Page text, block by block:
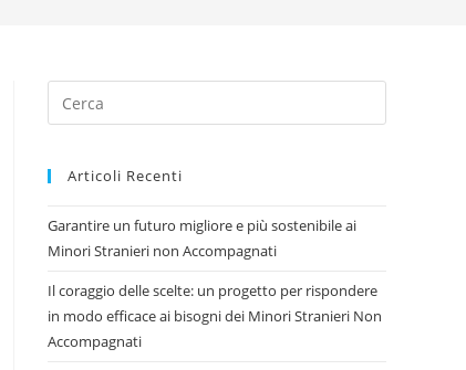
Articoli Recenti
Garantire un futuro migliore e più sostenibile ai
Minori Stranieri non Accompagnati
Il coraggio delle scelte: un progetto per rispondere
in modo efficace ai bisogni dei Minori Stranieri Non
Accompagnati